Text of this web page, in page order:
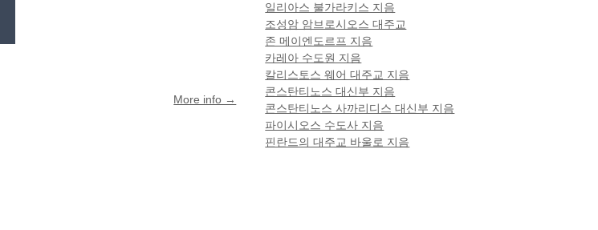
More info →
일리아스 불가라키스 지음
조성암 암브로시오스 대주교
존 메이엔도르프 지음
카레아 수도원 지음
칼리스토스 웨어 대주교 지음
콘스탄티노스 대신부 지음
콘스탄티노스 사까리디스 대신부 지음
파이시오스 수도사 지음
핀란드의 대주교 바울로 지음